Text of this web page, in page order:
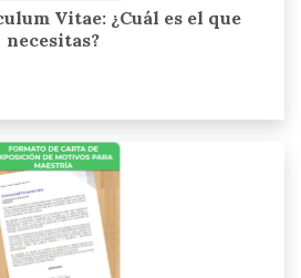
Vitae: ¿Cuál es el que
necesitas?